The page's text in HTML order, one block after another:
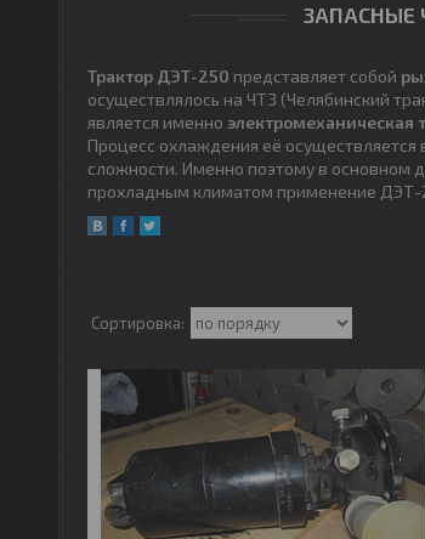
ЗАПАСНЫЕ
Трактор ДЭТ-250 представляет собой
осуществлялось на ЧТЗ (Челябинский
является именно электромеханическая
Процесс охлаждения её
сложности. Именно поэтому в основном
прохладным климатом применение ДЭТ-